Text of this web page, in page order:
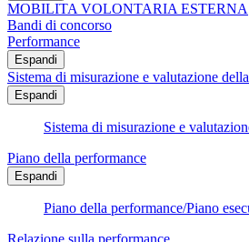
MOBILITA VOLONTARIA ESTERNA
Bandi di concorso
Performance
Espandi
Sistema di misurazione e valutazione
Espandi
Sistema di misurazione e
Piano della performance
Espandi
Piano della performance/Piano
Relazione sulla performance